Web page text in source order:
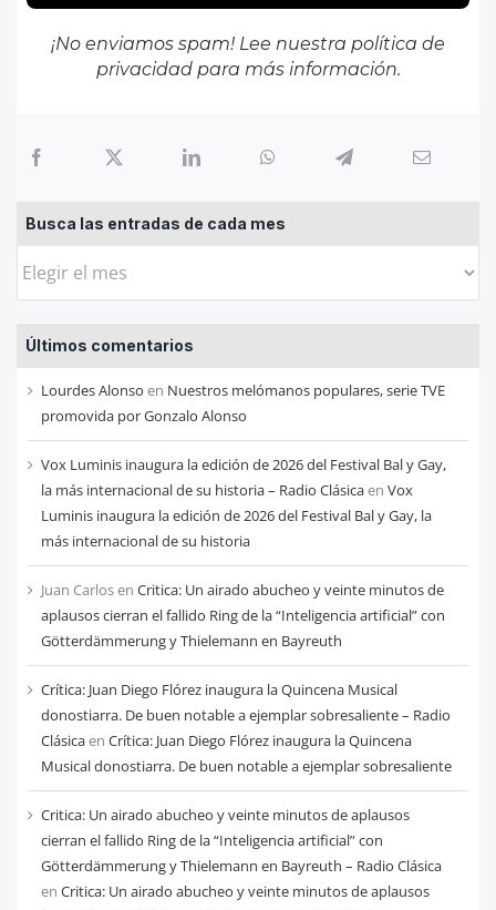
¡No enviamos spam! Lee nuestra política de
privacidadpara más información.
Busca las entradas de cada mes
Busca
entradas
de
cada
mes
Últimos comentarios
Lourdes Alonso en Nuestros melómanos populares, serie TVE
promovida por Gonzalo Alonso
Vox Luminis inaugura la edición de 2026 del Festival Bal y Gay,
la más internacional de su historia – Radio Clásicaen Vox
Luminis inaugura la edición de 2026 del Festival Bal y Gay, la
más internacional de su historia
Juan Carlosen Critica: Un airado abucheo y veinte minutos de
aplausos cierran el fallido Ring de la “Inteligencia artificial” con
Götterdämmerung y Thielemann en Bayreuth
Crítica: Juan Diego Flórez inaugura la Quincena Musical
donostiarra. De buen notable a ejemplar sobresaliente – Radio
Clásicaen Crítica: Juan Diego Flórez inaugura la Quincena
Musical donostiarra. De buen notable a ejemplar sobresaliente
Critica: Un airado abucheo y veinte minutos de aplausos
cierran el fallido Ring de la “Inteligencia artificial” con
Götterdämmerung y Thielemann en Bayreuth – Radio Clásica
en Critica: Un airado abucheo y veinte minutos de aplausos